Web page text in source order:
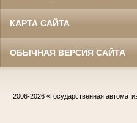
КАРТА САЙТА
ОБЫЧНАЯ ВЕРСИЯ САЙТА
2006-2026 «Государственная